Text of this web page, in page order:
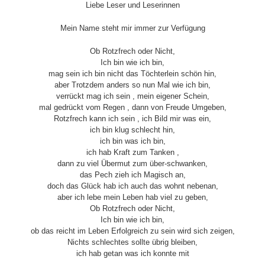
Liebe Leser und Leserinnen
Mein Name steht mir immer zur Verfügung
Ob Rotzfrech oder Nicht,
Ich bin wie ich bin,
mag sein ich bin nicht das Töchterlein schön hin,
aber Trotzdem anders so nun Mal wie ich bin,
verrückt mag ich sein , mein eigener Schein,
mal gedrückt vom Regen , dann von Freude Umgeben,
Rotzfrech kann ich sein , ich Bild mir was ein,
ich bin klug schlecht hin,
ich bin was ich bin,
ich hab Kraft zum Tanken ,
dann zu viel Übermut zum über-schwanken,
das Pech zieh ich Magisch an,
doch das Glück hab ich auch das wohnt nebenan,
aber ich lebe mein Leben hab viel zu geben,
Ob Rotzfrech oder Nicht,
Ich bin wie ich bin,
ob das reicht im Leben Erfolgreich zu sein wird sich zeigen,
Nichts schlechtes sollte übrig bleiben,
ich hab getan was ich konnte mit